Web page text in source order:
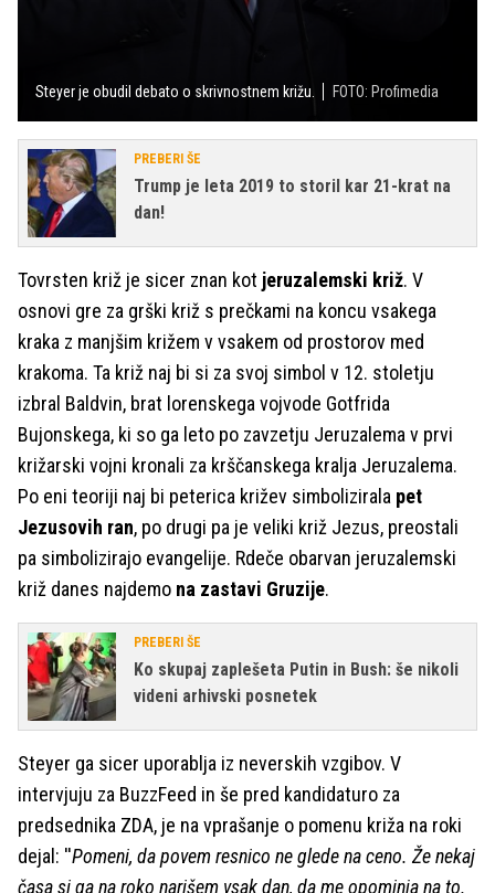
Steyer je obudil debato o skrivnostnem križu. FOTO: Profimedia
PREBERI ŠE
Trump je leta 2019 to storil kar 21-krat na
dan!
Tovrsten križ je sicer znan kot jeruzalemski križ. V
osnovi gre za grški križ s prečkami na koncu vsakega
kraka z manjšim križem v vsakem od prostorov med
krakoma. Ta križ naj bi si za svoj simbol v 12. stoletju
izbral Baldvin, brat lorenskega vojvode Gotfrida
Bujonskega, ki so ga leto po zavzetju Jeruzalema v prvi
križarski vojni kronali za krščanskega kralja Jeruzalema.
Po eni teoriji naj bi peterica križev simbolizirala pet
Jezusovih ran, po drugi pa je veliki križ Jezus, preostali
pa simbolizirajo evangelije. Rdeče obarvan jeruzalemski
križ danes najdemo na zastavi Gruzije.
PREBERI ŠE
Ko skupaj zaplešeta Putin in Bush: še nikoli
videni arhivski posnetek
Steyer ga sicer uporablja iz neverskih vzgibov. V
intervjuju za BuzzFeed in še pred kandidaturo za
predsednika ZDA, je na vprašanje o pomenu križa na roki
dejal: ''Pomeni, da povem resnico ne glede na ceno. Že nekaj
časa si ga na roko narišem vsak dan, da me opominja na to.